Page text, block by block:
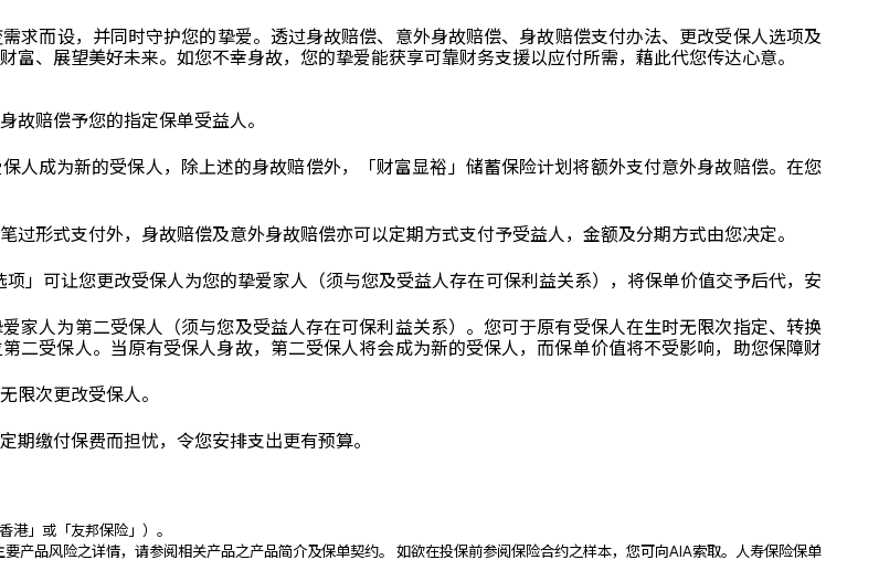
求而设，并同时守护您的挚爱。透过身故赔偿、意外身故赔偿、身故赔偿支付办法、更改受保人选项及
、展望美好未来。如您不幸身故，您的挚爱能获享可靠财务支援以应付所需，藉此代您传达心意。
故赔偿予您的指定保单受益人。
人成为新的受保人，除上述的身故赔偿外，「财富显裕」储蓄保险计划将额外支付意外身故赔偿。在您
形式支付外，身故赔偿及意外身故赔偿亦可以定期方式支付予受益人，金额及分期方式由您决定。
」可让您更改受保人为您的挚爱家人（须与您及受益人存在可保利益关系），将保单价值交予后代，安
家人为第二受保人（须与您及受益人存在可保利益关系）。您可于原有受保人在生时无限次指定、转换
二受保人。当原有受保人身故，第二受保人将会成为新的受保人，而保单价值将不受影响，助您保障财
限次更改受保人。
期缴付保费而担忧，令您安排支出更有预算。
港」或「友邦保险」）。
产品风险之详情，请参阅相关产品之产品简介及保单契约。 如欲在投保前参阅保险合约之样本，您可向AIA索取。人寿保险保单